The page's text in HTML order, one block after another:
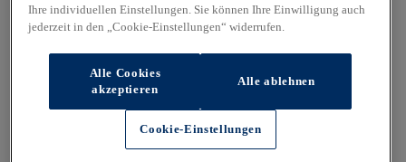
Ihre individuellen Einstellungen. Sie können Ihre Einwilligung auch
jederzeit in den „Cookie-Einstellungen“ widerrufen.
Alle Cookies
akzeptieren
Alle ablehnen
Cookie-Einstellungen